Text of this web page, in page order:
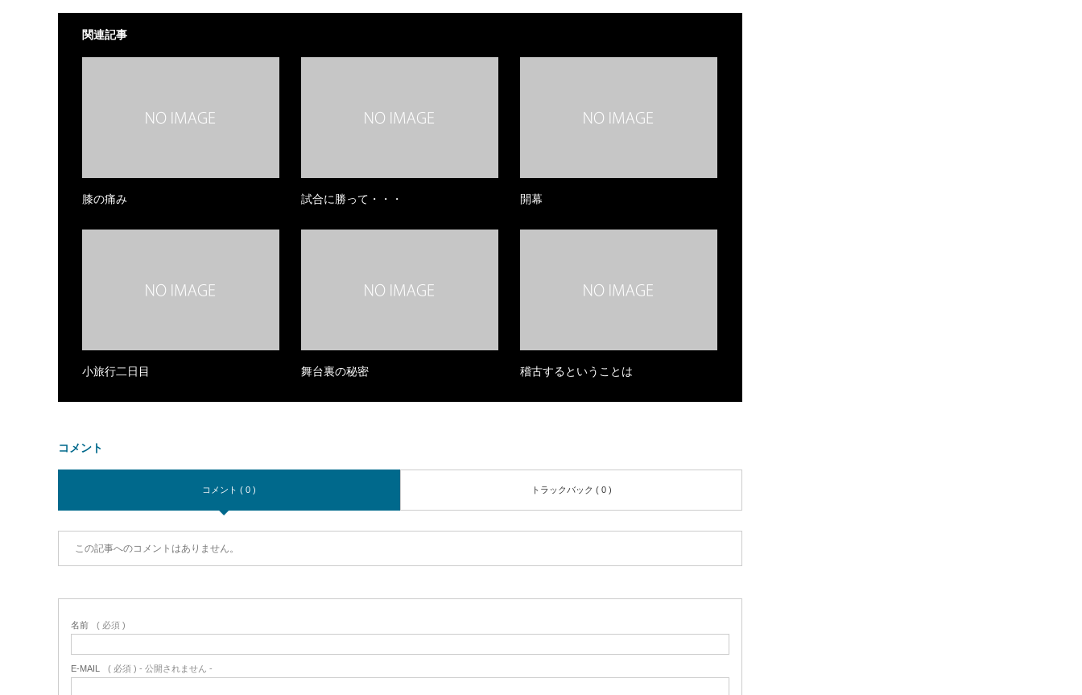
関連記事
膝の痛み 試合に勝って・・・ 開幕
小旅行二日目 舞台裏の秘密 稽古するということは
コメント
コメント ( 0 ) トラックバック ( 0 )
この記事へのコメントはありません。
名前 ( 必須 )
E-MAIL ( 必須 ) - 公開されません -